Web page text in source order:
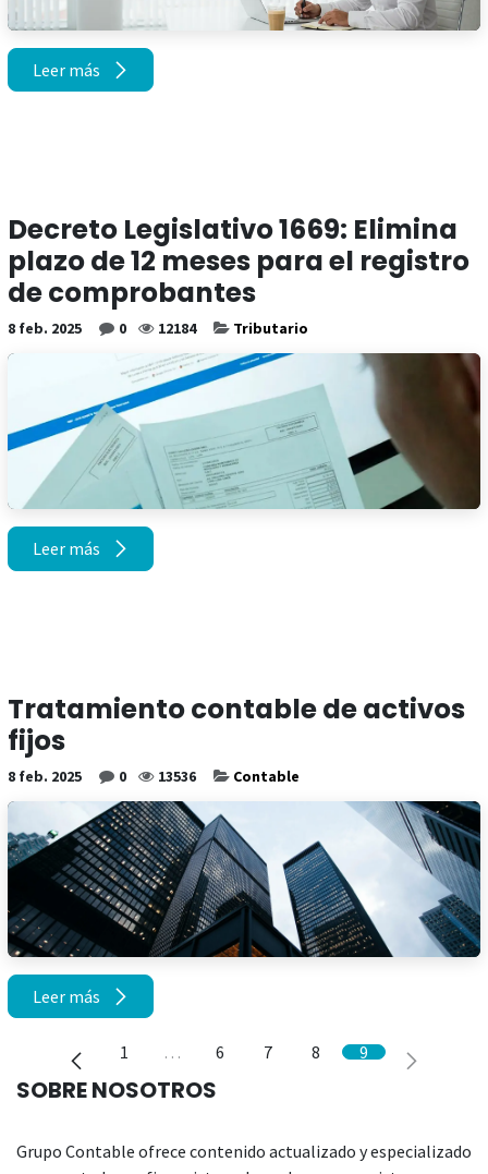
Leer más
Decreto Legislativo 1669: Elimina
plazo de 12 meses para el registro
de comprobantes
8 feb. 2025 0 12184 Tributario
Leer más
Tratamiento contable de activos
fijos
8 feb. 2025 0 13536 Contable
Leer más
1 … 6 7 8 9
SOBRE NOSOTROS
Grupo Contable ofrece contenido actualizado y especializado